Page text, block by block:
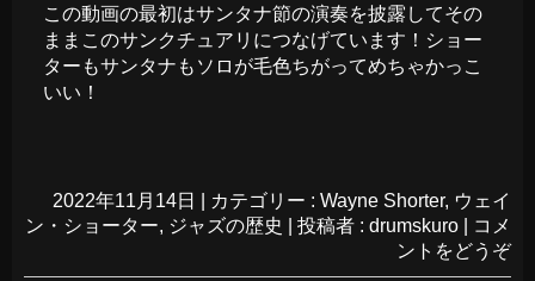
この動画の最初はサンタナ節の演奏を披露してその
ままこのサンクチュアリにつなげています！ショー
ターもサンタナもソロが毛色ちがってめちゃかっこ
いい！
2022年11月14日 カテゴリー : Wayne Shorter, ウェイ
ン・ショーター, ジャズの歴史 投稿者 : drumskuro
コメ
ントをどうぞ